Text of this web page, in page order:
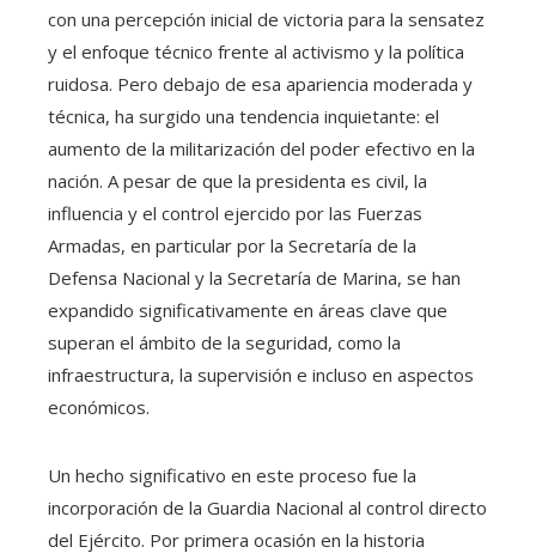
con una percepción inicial de victoria para la sensatez
y el enfoque técnico frente al activismo y la política
ruidosa. Pero debajo de esa apariencia moderada y
técnica, ha surgido una tendencia inquietante: el
aumento de la militarización del poder efectivo en la
nación. A pesar de que la presidenta es civil, la
influencia y el control ejercido por las Fuerzas
Armadas, en particular por la Secretaría de la
Defensa Nacional y la Secretaría de Marina, se han
expandido significativamente en áreas clave que
superan el ámbito de la seguridad, como la
infraestructura, la supervisión e incluso en aspectos
económicos.
Un hecho significativo en este proceso fue la
incorporación de la Guardia Nacional al control directo
del Ejército. Por primera ocasión en la historia